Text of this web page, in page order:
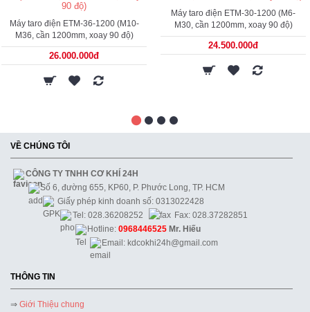
Máy taro điện ETM-36-1200 (M10-
M36, cần 1200mm, xoay 90 độ)
26.000.000đ
Máy taro điện ETM-30-1200 (M6-
M30, cần 1200mm, xoay 90 độ)
24.500.000đ
VỀ CHÚNG TÔI
CÔNG TY TNHH CƠ KHÍ 24H
Số 6, đường 655, KP60, P. Phước Long, TP. HCM
Giấy phép kinh doanh số: 0313022428
Tel: 028.36208252
Fax: 028.37282851
Hotline: 0968446525 Mr. Hiếu
Email: kdcokhi24h@gmail.com
THÔNG TIN
⇒ Giới Thiệu chung